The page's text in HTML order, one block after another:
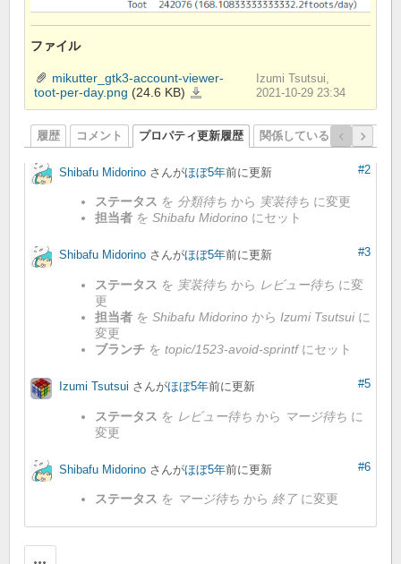
ファイル
mikutter_gtk3-account-viewer-
toot-per-day.png (24.6 KB)
day.png
Izumi Tsutsui,
2021-10-29 23:34
履歴 コメント プロパティ更新履歴 関係しているリビジョン
#2
Shibafu Midorino さんがほぼ5年前に更新
ステータス を 分類待ち から 実装待ち に変更
担当者 を Shibafu Midorino にセット
#3
Shibafu Midorino さんがほぼ5年前に更新
ステータス を 実装待ち から レビュー待ち に変
更
担当者 を Shibafu Midorino から Izumi Tsutsuiに
変更
ブランチ を topic/1523-avoid-sprintfにセット
#5
Izumi Tsutsui さんがほぼ5年前に更新
ステータス を レビュー待ち から マージ待ち に
変更
#6
Shibafu Midorino さんがほぼ5年前に更新
ステータス を マージ待ち から 終了 に変更